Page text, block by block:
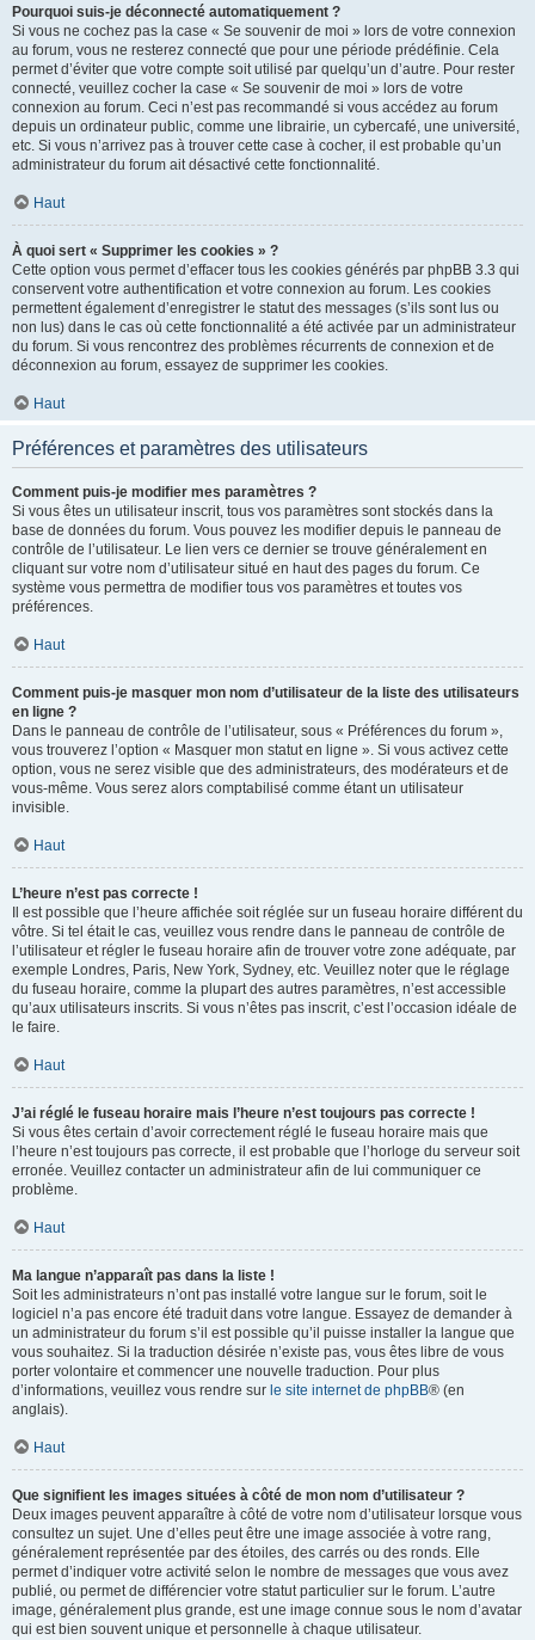
Pourquoi suis-je déconnecté automatiquement ?
Si vous ne cochez pas la case « Se souvenir de moi » lors de votre connexion
au forum, vous ne resterez connecté que pour une période prédéfinie. Cela
permet d’éviter que votre compte soit utilisé par quelqu’un d’autre. Pour rester
connecté, veuillez cocher la case « Se souvenir de moi » lors de votre
connexion au forum. Ceci n’est pas recommandé si vous accédez au forum
depuis un ordinateur public, comme une librairie, un cybercafé, une université,
etc. Si vous n’arrivez pas à trouver cette case à cocher, il est probable qu’un
administrateur du forum ait désactivé cette fonctionnalité.
Haut
À quoi sert « Supprimer les cookies » ?
Cette option vous permet d’effacer tous les cookies générés par phpBB 3.3 qui
conservent votre authentification et votre connexion au forum. Les cookies
permettent également d’enregistrer le statut des messages (s’ils sont lus ou
non lus) dans le cas où cette fonctionnalité a été activée par un administrateur
du forum. Si vous rencontrez des problèmes récurrents de connexion et de
déconnexion au forum, essayez de supprimer les cookies.
Haut
Préférences et paramètres des utilisateurs
Comment puis-je modifier mes paramètres ?
Si vous êtes un utilisateur inscrit, tous vos paramètres sont stockés dans la
base de données du forum. Vous pouvez les modifier depuis le panneau de
contrôle de l’utilisateur. Le lien vers ce dernier se trouve généralement en
cliquant sur votre nom d’utilisateur situé en haut des pages du forum. Ce
système vous permettra de modifier tous vos paramètres et toutes vos
préférences.
Haut
Comment puis-je masquer mon nom d’utilisateur de la liste des utilisateurs
en ligne ?
Dans le panneau de contrôle de l’utilisateur, sous « Préférences du forum »,
vous trouverez l’option « Masquer mon statut en ligne ». Si vous activez cette
option, vous ne serez visible que des administrateurs, des modérateurs et de
vous-même. Vous serez alors comptabilisé comme étant un utilisateur
invisible.
Haut
L’heure n’est pas correcte !
Il est possible que l’heure affichée soit réglée sur un fuseau horaire différent du
vôtre. Si tel était le cas, veuillez vous rendre dans le panneau de contrôle de
l’utilisateur et régler le fuseau horaire afin de trouver votre zone adéquate, par
exemple Londres, Paris, New York, Sydney, etc. Veuillez noter que le réglage
du fuseau horaire, comme la plupart des autres paramètres, n’est accessible
qu’aux utilisateurs inscrits. Si vous n’êtes pas inscrit, c’est l’occasion idéale de
le faire.
Haut
J’ai réglé le fuseau horaire mais l’heure n’est toujours pas correcte !
Si vous êtes certain d’avoir correctement réglé le fuseau horaire mais que
l’heure n’est toujours pas correcte, il est probable que l’horloge du serveur soit
erronée. Veuillez contacter un administrateur afin de lui communiquer ce
problème.
Haut
Ma langue n’apparaît pas dans la liste !
Soit les administrateurs n’ont pas installé votre langue sur le forum, soit le
logiciel n’a pas encore été traduit dans votre langue. Essayez de demander à
un administrateur du forum s’il est possible qu’il puisse installer la langue que
vous souhaitez. Si la traduction désirée n’existe pas, vous êtes libre de vous
porter volontaire et commencer une nouvelle traduction. Pour plus
d’informations, veuillez vous rendre sur le site internet de phpBB® (en
anglais).
Haut
Que signifient les images situées à côté de mon nom d’utilisateur ?
Deux images peuvent apparaître à côté de votre nom d’utilisateur lorsque vous
consultez un sujet. Une d’elles peut être une image associée à votre rang,
généralement représentée par des étoiles, des carrés ou des ronds. Elle
permet d’indiquer votre activité selon le nombre de messages que vous avez
publié, ou permet de différencier votre statut particulier sur le forum. L’autre
image, généralement plus grande, est une image connue sous le nom d’avatar
qui est bien souvent unique et personnelle à chaque utilisateur.